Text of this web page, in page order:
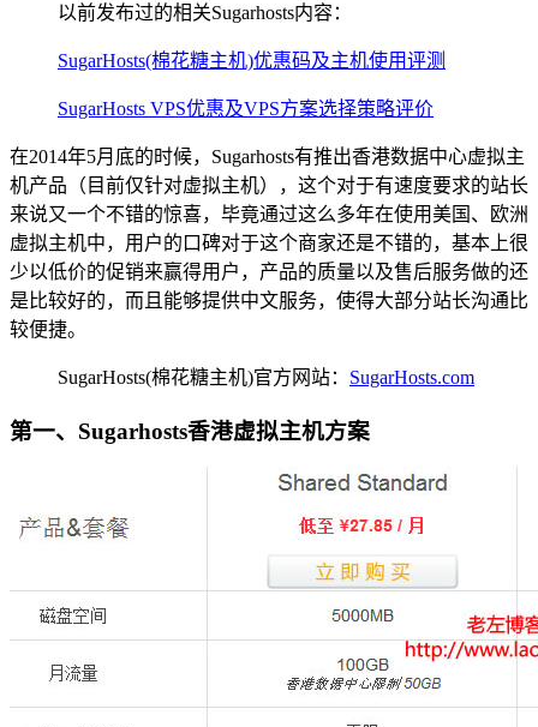
以前发布过的相关Sugarhosts内容：
SugarHosts(棉花糖主机)优惠码及主机使用评测
SugarHosts VPS优惠及VPS方案选择策略评价
在2014年5月底的时候，Sugarhosts有推出香港数据中心虚拟主
机产品（目前仅针对虚拟主机），这个对于有速度要求的站长
来说又一个不错的惊喜，毕竟通过这么多年在使用美国、欧洲
虚拟主机中，用户的口碑对于这个商家还是不错的，基本上很
少以低价的促销来赢得用户，产品的质量以及售后服务做的还
是比较好的，而且能够提供中文服务，使得大部分站长沟通比
较便捷。
SugarHosts(棉花糖主机)官方网站： SugarHosts.com
第一、Sugarhosts香港虚拟主机方案